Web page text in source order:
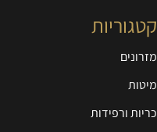
קטגוריות
מזרונים
מיטות
כריות ורפידות